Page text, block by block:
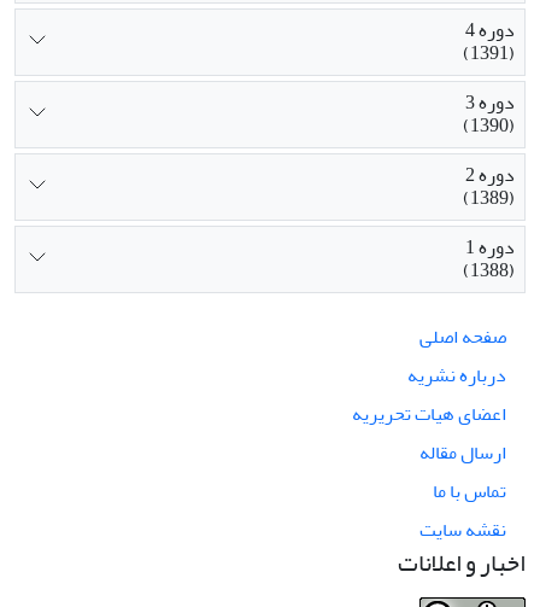
دوره 4
(1391)
دوره 3
(1390)
دوره 2
(1389)
دوره 1
(1388)
صفحه اصلی
درباره نشریه
اعضای هیات تحریریه
ارسال مقاله
تماس با ما
نقشه سایت
اخبار و اعلانات